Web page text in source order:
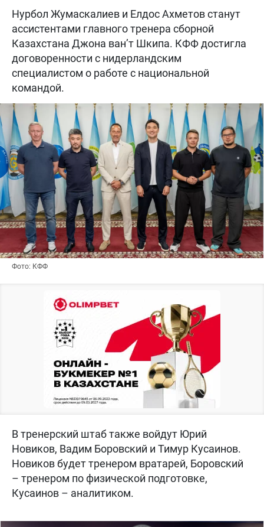
Нурбол Жумаскалиев и Елдос Ахметов станут
ассистентами главного тренера сборной
Казахстана Джона ван’т Шкипа. КФФ достигла
договоренности с нидерландским
специалистом о работе с национальной
командой.
Фото: КФФ
В тренерский штаб также войдут Юрий
Новиков, Вадим Боровский и Тимур Кусаинов.
Новиков будет тренером вратарей, Боровский
– тренером по физической подготовке,
Кусаинов – аналитиком.